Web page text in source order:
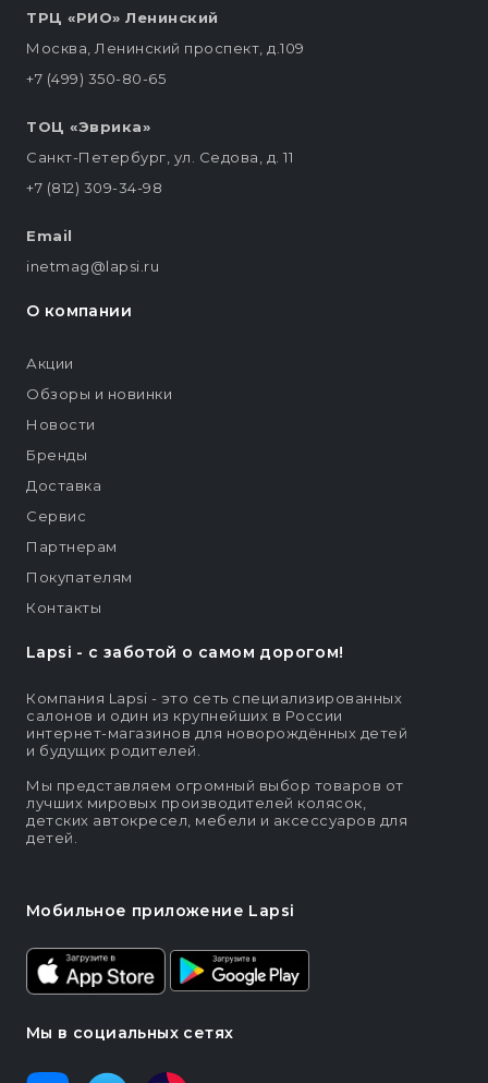
Lapsi - c заботой о самом дорогом!
Компания Lapsi - это сеть специализированных
салонов и один из крупнейших в России
интернет-магазинов для новорождённых детей
и будущих родителей.
Мы представляем огромный выбор товаров от
лучших мировых производителей колясок,
детских автокресел, мебели и аксессуаров для
детей.
Мобильное приложение Lapsi
Мы в социальных сетях
ТРЦ «РИО» Ленинский
Москва, Ленинский проспект, д.109
+7 (499) 350-80-65
ТОЦ «Эврика»
Санкт-Петербург, ул. Седова, д. 11
+7 (812) 309-34-98
Email
inetmag@lapsi.ru
О компании
Акции
Обзоры и новинки
Новости
Бренды
Доставка
Сервис
Партнерам
Покупателям
Контакты